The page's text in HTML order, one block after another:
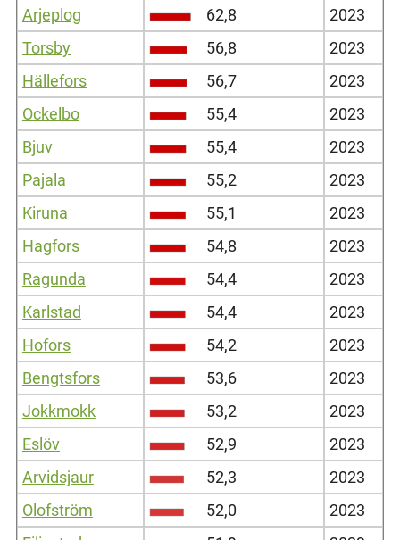
Arjeplog
62,8
2023
Torsby
56,8
2023
Hällefors
56,7
2023
Ockelbo
55,4
2023
Bjuv
55,4
2023
Pajala
55,2
2023
Kiruna
55,1
2023
Hagfors
54,8
2023
Ragunda
54,4
2023
Karlstad
54,4
2023
Hofors
54,2
2023
Bengtsfors
53,6
2023
Jokkmokk
53,2
2023
Eslöv
52,9
2023
Arvidsjaur
52,3
2023
Olofström
52,0
2023